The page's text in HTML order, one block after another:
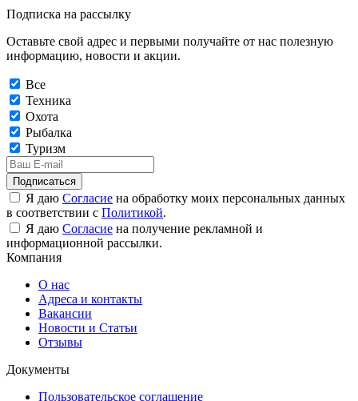
Подписка на рассылку
Оставьте свой адрес и первыми получайте от нас полезную
информацию, новости и акции.
Все
Техника
Охота
Рыбалка
Туризм
Подписаться
Я даю Согласие на обработку моих персональных данных
в соответствии с Политикой.
Я даю Согласие на получение рекламной и
информационной рассылки.
Компания
О нас
Адреса и контакты
Вакансии
Новости и Статьи
Отзывы
Документы
Пользовательское соглашение